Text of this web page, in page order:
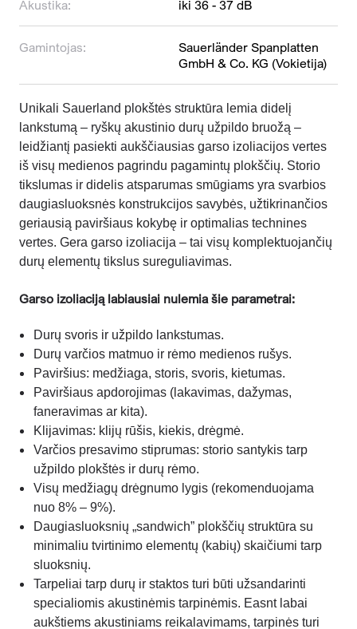
Unikali Sauerland plokštės struktūra lemia didelį
lankstumą – ryškų akustinio durų užpildo bruožą –
leidžiantį pasiekti aukščiausias garso izoliacijos vertes
iš visų medienos pagrindu pagamintų plokščių. Storio
tikslumas ir didelis atsparumas smūgiams yra svarbios
daugiasluoksnės konstrukcijos savybės, užtikrinančios
geriausią paviršiaus kokybę ir optimalias technines
vertes. Gera garso izoliacija – tai visų komplektuojančių
durų elementų tikslus sureguliavimas.
Garso izoliaciją labiausiai nulemia šie parametrai:
Durų svoris ir užpildo lankstumas.
Durų varčios matmuo ir rėmo medienos rušys.
Paviršius: medžiaga, storis, svoris, kietumas.
Paviršiaus apdorojimas (lakavimas, dažymas,
faneravimas ar kita).
Klijavimas: klijų rūšis, kiekis, drėgmė.
Varčios presavimo stiprumas: storio santykis tarp
užpildo plokštės ir durų rėmo.
Visų medžiagų drėgnumo lygis (rekomenduojama
nuo 8% – 9%).
Daugiasluoksnių „sandwich” plokščių struktūra su
minimaliu tvirtinimo elementų (kabių) skaičiumi tarp
sluoksnių.
Tarpeliai tarp durų ir staktos turi būti užsandarinti
specialiomis akustinėmis tarpinėmis. Easnt labai
aukštiems akustiniams reikalavimams, tarpinės turi
Akustika: iki 36 - 37 dB
Gamintojas:
Sauerländer Spanplatten
GmbH & Co. KG (Vokietija)